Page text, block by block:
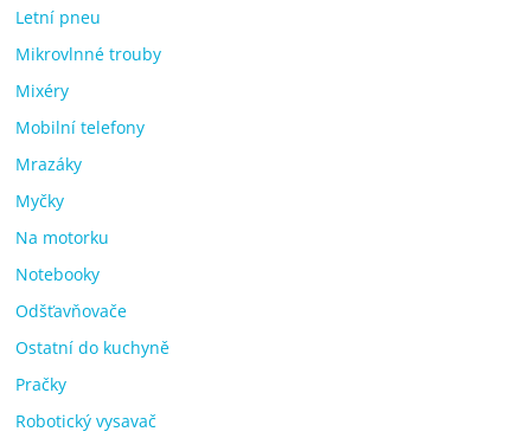
Letní pneu
Mikrovlnné trouby
Mixéry
Mobilní telefony
Mrazáky
Myčky
Na motorku
Notebooky
Odšťavňovače
Ostatní do kuchyně
Pračky
Robotický vysavač